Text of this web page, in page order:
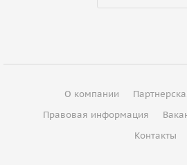
О компании
Правовая информация
Контакты